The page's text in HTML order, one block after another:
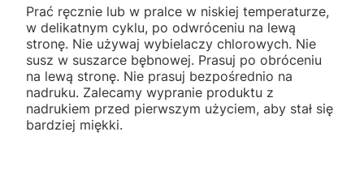
Prać ręcznie lub w pralce w niskiej temperaturze,
w delikatnym cyklu, po odwróceniu na lewą
stronę. Nie używaj wybielaczy chlorowych. Nie
susz w suszarce bębnowej. Prasuj po obróceniu
na lewą stronę. Nie prasuj bezpośrednio na
nadruku. Zalecamy wypranie produktu z
nadrukiem przed pierwszym użyciem, aby stał się
bardziej miękki.